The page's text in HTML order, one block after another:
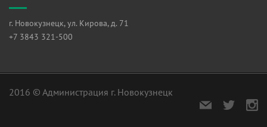
г. Новокузнецк, ул. Кирова, д. 71
+7 3843 321-500
2016 © Администрация г. Новокузнецк